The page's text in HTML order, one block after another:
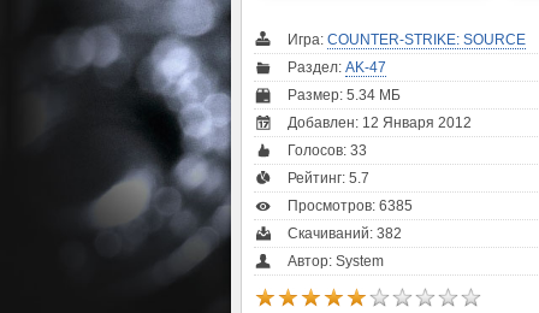
Игра: COUNTER-STRIKE: SOURCE
Раздел: AK-47
Размер: 5.34 МБ
Добавлен: 12 Января 2012
Голосов: 33
Рейтинг: 5.7
Просмотров: 6385
Скачиваний: 382
Автор: System